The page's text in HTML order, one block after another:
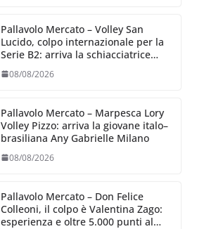
Pallavolo Mercato – Volley San
Lucido, colpo internazionale per la
Serie B2: arriva la schiacciatrice
08/08/2026
Pallavolo Mercato – Marpesca Lory
Volley Pizzo: arriva la giovane italo–
brasiliana Any Gabrielle Milano
08/08/2026
Pallavolo Mercato – Don Felice
Colleoni, il colpo è Valentina Zago:
esperienza e oltre 5.000 punti al